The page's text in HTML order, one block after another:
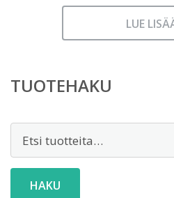
LUE
TUOTEHAKU
HAKU